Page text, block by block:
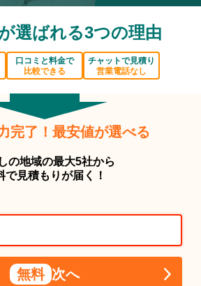
選ばれる3つの理由
口コミと料金で
比較できる
チャットで見積り
営業電話なし
完了！最安値が選べる
の地域の最大5社から
で見積もりが届く！
無料 次へ